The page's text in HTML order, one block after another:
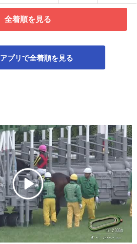
全着順を見る
アプリで全着順を見る